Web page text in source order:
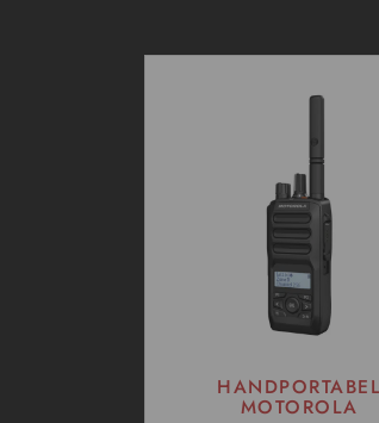
HANDPORTABEL
MOTOROLA